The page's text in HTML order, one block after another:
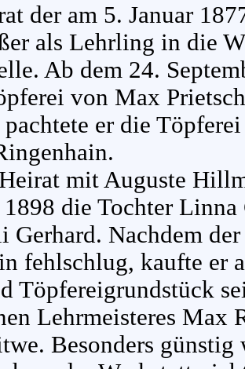
der am 5. Januar
als Lehrling in die
Ab dem 24.
von Max
er die
mit Auguste
die Tochter
Gerhard. Nachdem
fehlschlug, kaufte er
Töpfereigrundstück
Lehrmeisteres Max
Besonders